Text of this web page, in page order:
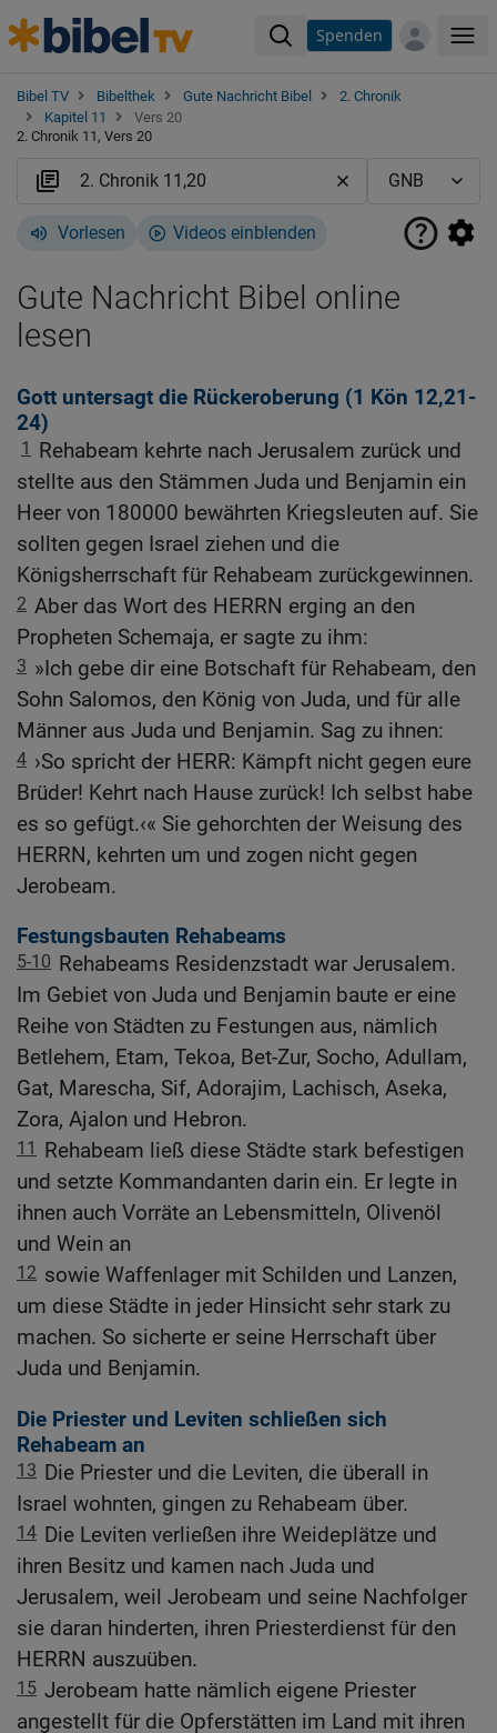
Spenden
Bibel TV Bibelthek Gute Nachricht Bibel
2. Chronik
Kapitel 11
Vers 20
2. Chronik 11, Vers 20
Vorlesen Videos einblenden
Gute Nachricht Bibel online
lesen
Gott untersagt die Rückeroberung (1 Kön 12,21-
24)
1
Rehabeam kehrte nach Jerusalem zurück und
stellte aus den Stämmen Juda und Benjamin ein
Heer von 180000 bewährten Kriegsleuten auf. Sie
sollten gegen Israel ziehen und die
Königsherrschaft für Rehabeam zurückgewinnen.
2 Aber das Wort des HERRN erging an den
Propheten Schemaja, er sagte zu ihm:
3 »Ich gebe dir eine Botschaft für Rehabeam, den
Sohn Salomos, den König von Juda, und für alle
Männer aus Juda und Benjamin. Sag zu ihnen:
4 ›So spricht der HERR: Kämpft nicht gegen eure
Brüder! Kehrt nach Hause zurück! Ich selbst habe
es so gefügt.‹« Sie gehorchten der Weisung des
HERRN, kehrten um und zogen nicht gegen
Jerobeam.
Festungsbauten Rehabeams
5-10 Rehabeams Residenzstadt war Jerusalem.
Im Gebiet von Juda und Benjamin baute er eine
Reihe von Städten zu Festungen aus, nämlich
Betlehem, Etam, Tekoa, Bet-Zur, Socho, Adullam,
Gat, Marescha, Sif, Adorajim, Lachisch, Aseka,
Zora, Ajalon und Hebron.
11
Rehabeam ließ diese Städte stark befestigen
und setzte Kommandanten darin ein. Er legte in
ihnen auch Vorräte an Lebensmitteln, Olivenöl
und Wein an
12 sowie Waffenlager mit Schilden und Lanzen,
um diese Städte in jeder Hinsicht sehr stark zu
machen. So sicherte er seine Herrschaft über
Juda und Benjamin.
Die Priester und Leviten schließen sich
Rehabeam an
13 Die Priester und die Leviten, die überall in
Israel wohnten, gingen zu Rehabeam über.
14 Die Leviten verließen ihre Weideplätze und
ihren Besitz und kamen nach Juda und
Jerusalem, weil Jerobeam und seine Nachfolger
sie daran hinderten, ihren Priesterdienst für den
HERRN auszuüben.
15 Jerobeam hatte nämlich eigene Priester
angestellt für die Opferstätten im Land mit ihren